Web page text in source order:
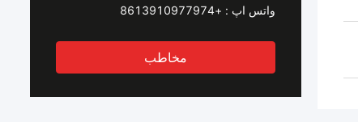
واتس اپ : +8613910977974
مخاطب